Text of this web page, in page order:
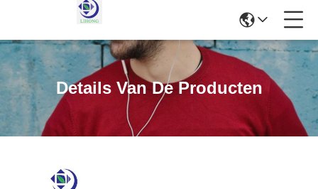
Details Van De Producten